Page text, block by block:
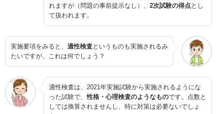
れますが（問題の事前提示なし）、 2次試験の得点とし
て扱われます。
実施要項をみると、 適性検査というものも実施されるみ
たいですが、これは何でしょう？
適性検査は、2021年実施試験から実施されるようにな
った試験で、性格・心理検査のようなものです。点数と
しては換算されませんし、特に対策は必要ないでしょ